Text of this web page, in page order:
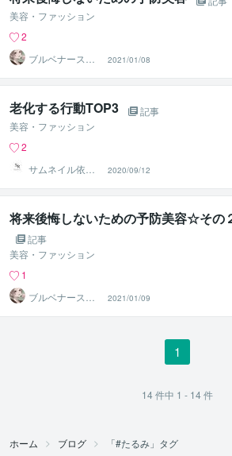
美容・ファッション
2
ブルベナースさ
ん
2021/01/08
老化する行動TOP3
記事
美容・ファッション
2
サムネイル依頼
用アカウント
2020/09/12
将来後悔しないための予防美容☆その
記事
美容・ファッション
1
ブルベナースさ
ん
2021/01/09
1
14件中 1 - 14件
ホーム ブログ 「#たるみ」タグ